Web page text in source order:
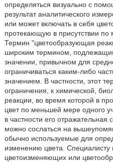
определяться визуально с
результат аналитического
или может включать в себя
протекающую в присутствии по
Термин "цветообразующая
широким термином,
значении, привычном для
ограничиваться каким-либо
значением. В частности, этот
ограничения, к химической,
реакции, во время которой в
цвет по меньшей мере одного
в частности его отражательная
можно сослаться на
обычно используемые для
изменению цвета. Специалисту
цветоизменяющих или